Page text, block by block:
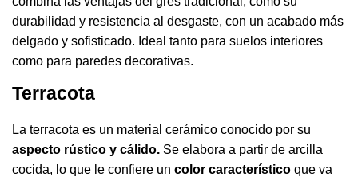
durabilidad y resistencia al desgaste, con un acabado más
delgado y sofisticado. Ideal tanto para suelos interiores
como para paredes decorativas.
Terracota
La terracota es un material cerámico conocido por su
aspecto rústico y cálido. Se elabora a partir de arcilla
cocida, lo que le confiere un color característico que va